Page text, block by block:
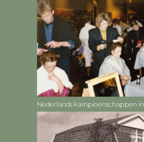
Nederlands kampioenschappen